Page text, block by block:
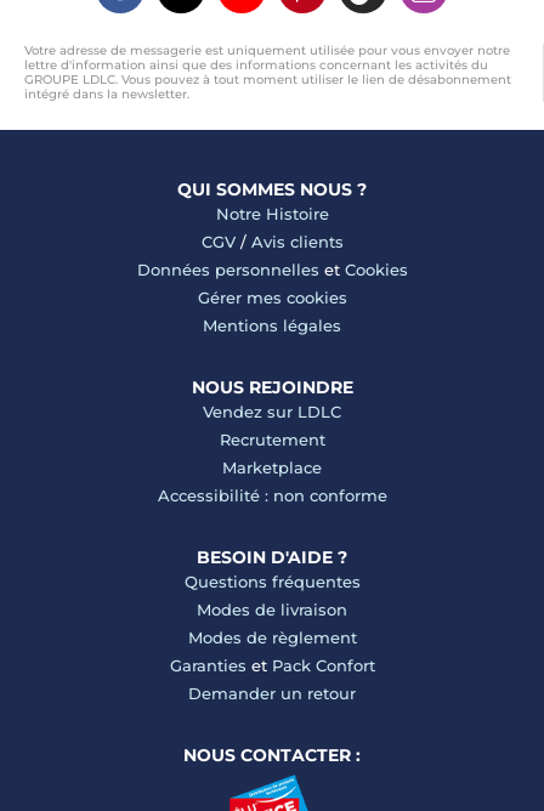
Votre adresse de messagerie est uniquement utilisée pour vous envoyer notre
lettre d'information ainsi que des informations concernant les activités du
GROUPE LDLC. Vous pouvez à tout moment utiliser le lien de désabonnement
intégré dans la newsletter.
QUI SOMMES NOUS ?
Notre Histoire
CGV/ Avis clients
Données personnelles et Cookies
Gérer mes cookies
Mentions légales
NOUS REJOINDRE
Vendez sur LDLC
Recrutement
Marketplace
Accessibilité : non conforme
BESOIN D'AIDE ?
Questions fréquentes
Modes de livraison
Modes de règlement
Garanties et Pack Confort
Demander un retour
NOUS CONTACTER :